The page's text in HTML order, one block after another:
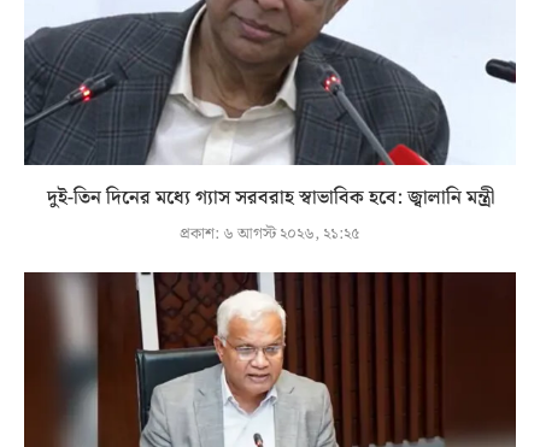
দুই-তিন দিনের মধ্যে গ্যাস সরবরাহ স্বাভাবিক হবে: জ্বালানি মন্ত্রী
প্রকাশ: ৬ আগস্ট ২০২৬, ২১:২৫